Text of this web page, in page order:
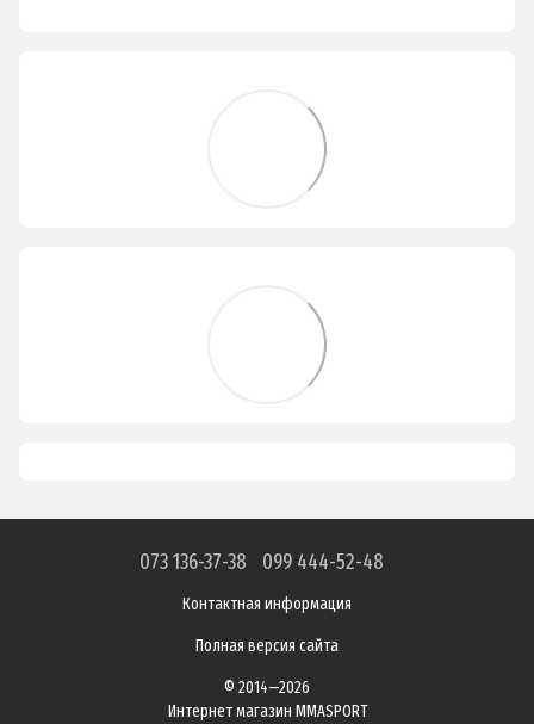
073 136-37-38 099 444-52-48
Контактная информация
Полная версия сайта
© 2014—2026
Интернет магазин MMASPORT